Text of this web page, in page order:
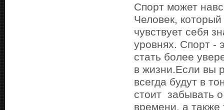
Спорт может
Человек,
чувствует себя
уровнях. Спорт -
стать более
в жизни.Если вы
всегда будут в
стоит забывать
времени, а также